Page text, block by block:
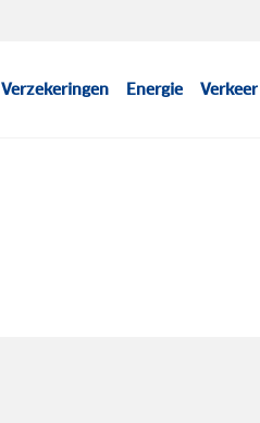
Verzekeringen Energie Verkeer